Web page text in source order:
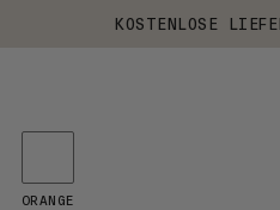
KOSTENLOSE
ORANGE